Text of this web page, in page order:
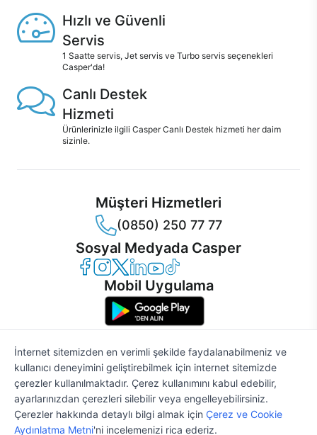
58.248 TL57.083 TL %2
Hızlı ve Güvenli
Servis
1 Saatte servis, Jet servis ve Turbo servis seçenekleri
Casper'da!
Canlı Destek
Hizmeti
Ürünlerinizle ilgili Casper Canlı Destek hizmeti her daim
sizinle.
Müşteri Hizmetleri
(0850) 250 77 77
Sosyal Medyada Casper
Casper Facebook
Casper Instagram
Casper Twitter
Casper LinkedIn
Casper YouTube
Casper TikTok
Mobil Uygulama
© 2021 - 2026 Casper Bilgisayar Sistemleri A.Ş. Tüm Hakları Saklıdır
KVKK
Çerez Politikası
Bilgi Güvenliği
İnternet sitemizden en verimli şekilde faydalanabilmeniz ve
kullanıcı deneyimini geliştirebilmek için internet sitemizde
çerezler kullanılmaktadır. Çerez kullanımını kabul edebilir,
ayarlarınızdan çerezleri silebilir veya engelleyebilirsiniz.
Çerezler hakkında detaylı bilgi almak için Çerez ve Cookie
Aydınlatma Metni'ni incelemenizi rica ederiz.